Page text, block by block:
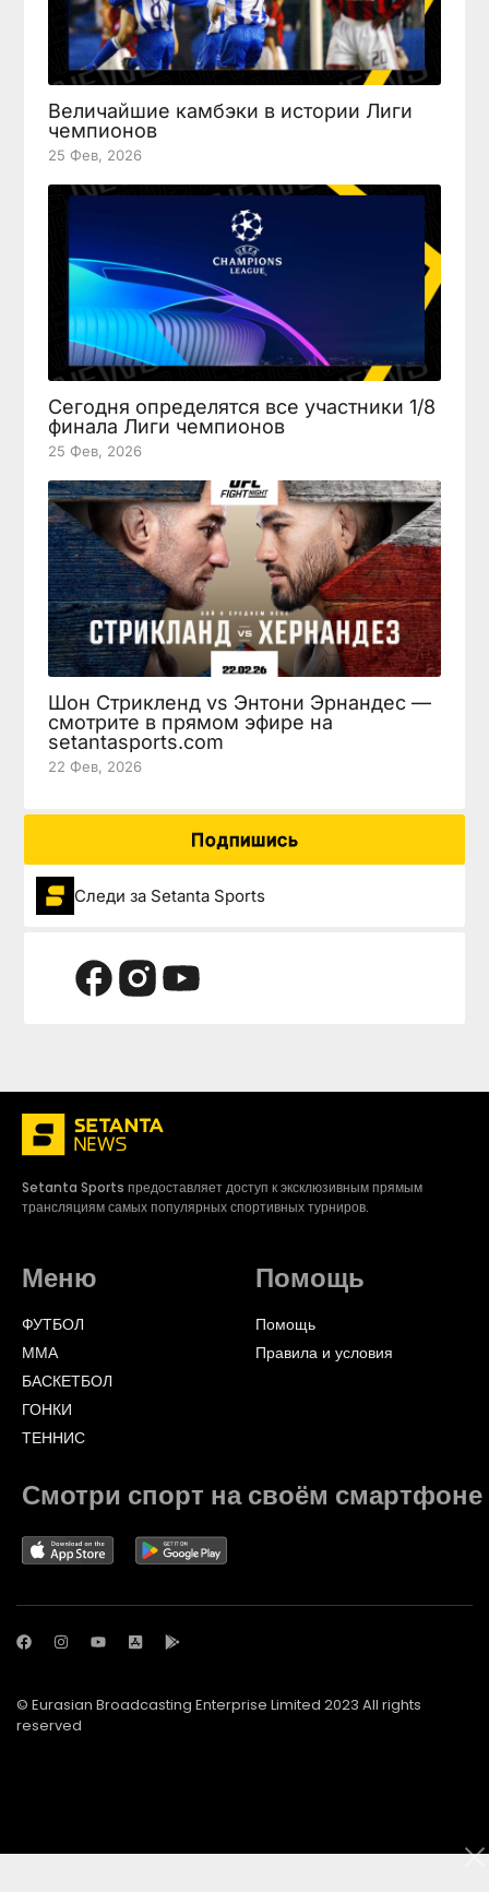
Величайшие камбэки в истории Лиги
чемпионов
25 Фев, 2026
Сегодня определятся все участники 1/8
финала Лиги чемпионов
25 Фев, 2026
Шон Стрикленд vs Энтони Эрнандес —
смотрите в прямом эфире на
setantasports.com
22 Фев, 2026
Подпишись
Следи за Setanta Sports
Setanta Sports предоставляет доступ к эксклюзивным прямым
трансляциям самых популярных спортивных турниров.
Меню
ФУТБОЛ
ММА
БАСКЕТБОЛ
ГОНКИ
ТЕННИС
Помощь
Помощь
Правила и условия
Смотри спорт на своём смартфоне
© Eurasian Broadcasting Enterprise Limited 2023 All rights
reserved